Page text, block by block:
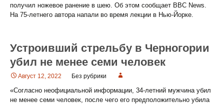
получил ножевое ранение в шею. Об этом сообщает BBC News.
На 75-летнего автора напали во время лекции в Нью-Йорке.
Устроивший стрельбу в Черногории
убил не менее семи человек
Август 12, 2022 Без рубрики
«Согласно неофициальной информации, 34-летний мужчина убил
не менее семи человек, после чего его предположительно убила